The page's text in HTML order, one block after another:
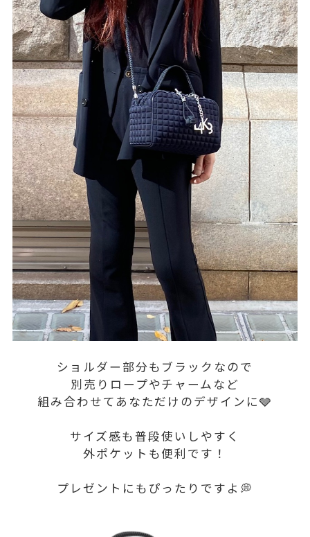
ショルダー部分もブラックなので
別売りロープやチャームなど
組み合わせて あなただけのデザインに🩶
サイズ感も普段使いしやすく
外ポケットも便利です！
プレゼントにもぴったりですよ💭